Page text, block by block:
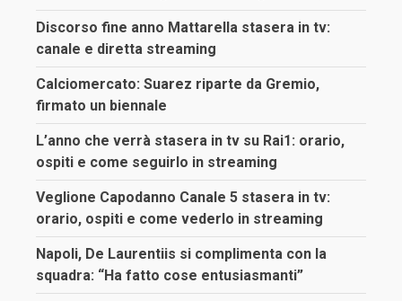
Discorso fine anno Mattarella stasera in tv:
canale e diretta streaming
Calciomercato: Suarez riparte da Gremio,
firmato un biennale
L’anno che verrà stasera in tv su Rai1: orario,
ospiti e come seguirlo in streaming
Veglione Capodanno Canale 5 stasera in tv:
orario, ospiti e come vederlo in streaming
Napoli, De Laurentiis si complimenta con la
squadra: “Ha fatto cose entusiasmanti”